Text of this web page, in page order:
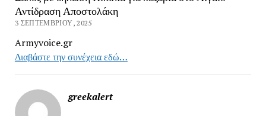
Αντίδραση Αποστολάκη
3 ΣΕΠΤΕΜΒΡΊΟΥ, 2025
Armyvoice.gr
Διαβάστε την συνέχεια εδώ…
greekalert